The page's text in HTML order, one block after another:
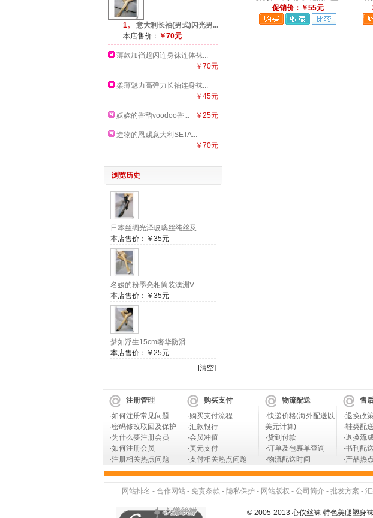
1。
意大利长袖(男式)闪光男...
本店售价： ￥70元
薄款加裆超闪连身袜连体袜...
￥70元
柔薄魅力高弹力长袖连身袜...
￥45元
妖娆的香韵voodoo香... ￥25元
造物的恩赐意大利SETA...
￥70元
浏览历史
日本丝绸光泽玻璃丝纯丝及...
本店售价： ￥35元
名嫒的粉墨亮相简装澳洲V...
本店售价： ￥35元
梦如浮生15cm奢华防滑...
本店售价： ￥25元
[清空]
促销价：￥55元
注册管理
·如何注册常见问题
·密码修改取回及保护
·为什么要注册会员
·如何注册会员
·注册相关热点问题
购买支付
·购买支付流程
·汇款银行
·会员冲值
·美元支付
·支付相关热点问题
物流配送
·快递价格(海外配送以
美元计算)
·货到付款
·订单及包裹单查询
·物流配送时间
售
·退换政
·鞋类配
·退换流
·书刊配
·产品热
网站排名 - 合作网站- 免责条款 - 隐私保护 - 网站版权 - 公司简介 - 批发方案 -
© 2005-2013 心仪丝袜-特色美腿塑身